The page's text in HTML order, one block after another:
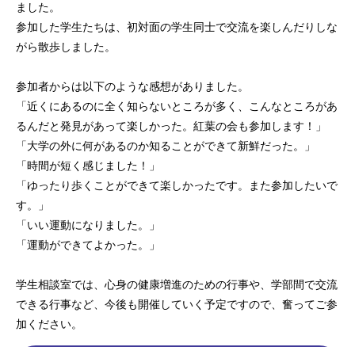
ました。
参加した学生たちは、初対面の学生同士で交流を楽しんだりしな
がら散歩しました。
参加者からは以下のような感想がありました。
「近くにあるのに全く知らないところが多く、こんなところがあ
るんだと発見があって楽しかった。紅葉の会も参加します！」
「大学の外に何があるのか知ることができて新鮮だった。」
「時間が短く感じました！」
「ゆったり歩くことができて楽しかったです。また参加したいで
す。」
「いい運動になりました。」
「運動ができてよかった。」
学生相談室では、心身の健康増進のための行事や、学部間で交流
できる行事など、今後も開催していく予定ですので、奮ってご参
加ください。